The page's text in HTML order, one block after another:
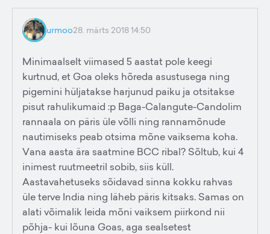
urmoo28. märts 2018 14:50
Minimaalselt viimased 5 aastat pole keegi
kurtnud, et Goa oleks hõreda asustusega ning
pigemini hüljatakse harjunud paiku ja otsitakse
pisut rahulikumaid :p Baga-Calangute-Candolim
rannaala on päris üle võlli ning rannamõnude
nautimiseks peab otsima mõne vaiksema koha.
Vana aasta ära saatmine BCC ribal? Sõltub, kui 4
inimest ruutmeetril sobib, siis küll.
Aastavahetuseks sõidavad sinna kokku rahvas
üle terve India ning läheb päris kitsaks. Samas on
alati võimalik leida mõni vaiksem piirkond nii
põhja- kui lõuna Goas, aga sealsetest